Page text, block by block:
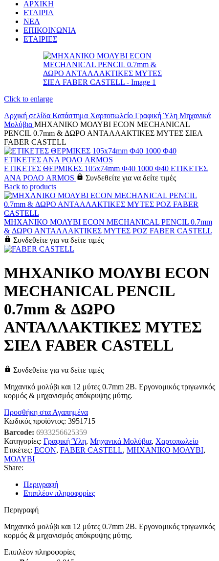
ΑΡΧΙΚΗ
ΕΤΑΙΡΙΑ
ΝΕΑ
ΕΠΙΚΟΙΝΩΝΙΑ
ΕΤΑΙΡΙΕΣ
Click to enlarge
Αρχική σελίδα Κατάστημα Χαρτοπωλείο Γραφική Ύλη Μηχανικά
Μολύβια ΜΗΧΑΝΙΚΟ ΜΟΛΥΒΙ ECON MECHANICAL
PENCIL 0.7mm & ΔΩΡΟ ΑΝΤΑΛΛΑΚΤΙΚΕΣ ΜΥΤΕΣ ΣΙΕΛ
FABER CASTELL
ΕΤΙΚΕΤΕΣ ΘΕΡΜΙΚΕΣ 105x74mm Φ40 1000 Φ40 ΕΤΙΚΕΤΕΣ
ΑΝΑ ΡΟΛΟ ARMOS
Συνδεθείτε για να δείτε τιμές
Back to products
ΜΗΧΑΝΙΚΟ ΜΟΛΥΒΙ ECON MECHANICAL PENCIL 0.7mm
& ΔΩΡΟ ΑΝΤΑΛΛΑΚΤΙΚΕΣ ΜΥΤΕΣ ΡΟΖ FABER CASTELL
Συνδεθείτε για να δείτε τιμές
ΜΗΧΑΝΙΚΟ ΜΟΛΥΒΙ ECON
MECHANICAL PENCIL
0.7mm & ΔΩΡΟ
ΑΝΤΑΛΛΑΚΤΙΚΕΣ ΜΥΤΕΣ
ΣΙΕΛ FABER CASTELL
Συνδεθείτε για να δείτε τιμές
Μηχανικό μολύβι και 12 μύτες 0.7mm 2B. Εργονομικός τριγωνικός
κορμός & μηχανισμός απόκρυψης μύτης.
Προσθήκη στα Αγαπημένα
Κωδικός προϊόντος: 3951715
Barcode: 6933256625359
Κατηγορίες: Γραφική Ύλη, Μηχανικά Μολύβια, Χαρτοπωλείο
Ετικέτες: ECON, FABER CASTELL, ΜΗΧΑΝΙΚΟ ΜΟΛΥΒΙ,
ΜΟΛΥΒΙ
Share:
Περιγραφή
Επιπλέον πληροφορίες
Περιγραφή
Μηχανικό μολύβι και 12 μύτες 0.7mm 2B. Εργονομικός τριγωνικός
κορμός & μηχανισμός απόκρυψης μύτης.
Επιπλέον πληροφορίες